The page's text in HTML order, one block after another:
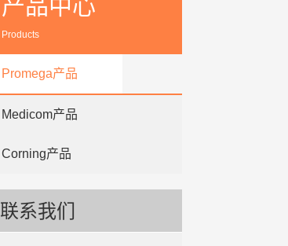
产品中心
Products
Promega产品
Medicom产品
Corning产品
联系我们